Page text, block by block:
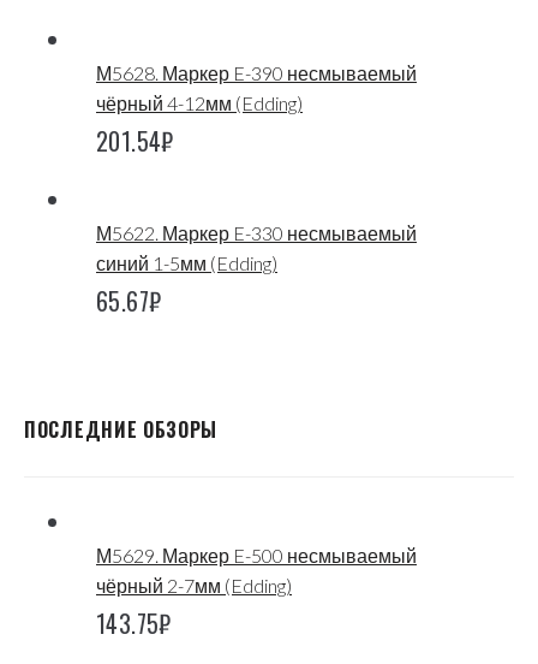
М5628. Маркер E-390 несмываемый
чёрный 4-12мм (Edding)
201.54₽
М5622. Маркер E-330 несмываемый
синий 1-5мм (Edding)
65.67₽
ПОСЛЕДНИЕ ОБЗОРЫ
М5629. Маркер E-500 несмываемый
чёрный 2-7мм (Edding)
143.75₽